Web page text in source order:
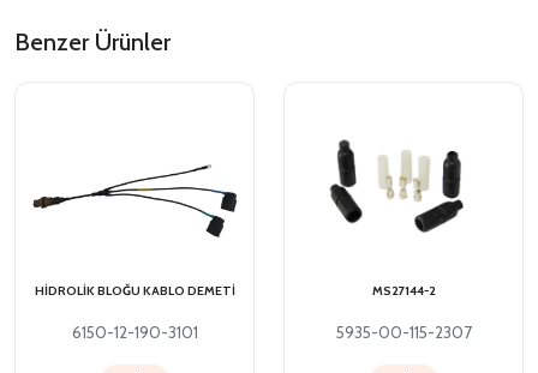
Benzer Ürünler
HİDROLİK BLOĞU KABLO DEMETİ
6150-12-190-3101
MS27144-2
5935-00-115-2307